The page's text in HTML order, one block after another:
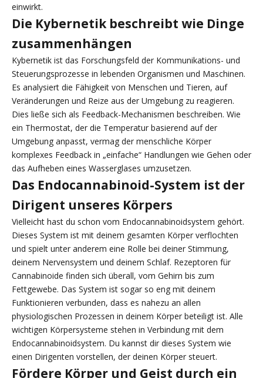
einwirkt.
Die Kybernetik beschreibt wie Dinge
zusammenhängen
Kybernetik ist das Forschungsfeld der Kommunikations- und
Steuerungsprozesse in lebenden Organismen und Maschinen.
Es analysiert die Fähigkeit von Menschen und Tieren, auf
Veränderungen und Reize aus der Umgebung zu reagieren.
Dies ließe sich als Feedback-Mechanismen beschreiben. Wie
ein Thermostat, der die Temperatur basierend auf der
Umgebung anpasst, vermag der menschliche Körper
komplexes Feedback in „einfache“ Handlungen wie Gehen oder
das Aufheben eines Wasserglases umzusetzen.
Das Endocannabinoid-System ist der
Dirigent unseres Körpers
Vielleicht hast du schon vom Endocannabinoidsystem gehört.
Dieses System ist mit deinem gesamten Körper verflochten
und spielt unter anderem eine Rolle bei deiner Stimmung,
deinem Nervensystem und deinem Schlaf. Rezeptoren für
Cannabinoide finden sich überall, vom Gehirn bis zum
Fettgewebe. Das System ist sogar so eng mit deinem
Funktionieren verbunden, dass es nahezu an allen
physiologischen Prozessen in deinem Körper beteiligt ist. Alle
wichtigen Körpersysteme stehen in Verbindung mit dem
Endocannabinoidsystem. Du kannst dir dieses System wie
einen Dirigenten vorstellen, der deinen Körper steuert.
Fördere Körper und Geist durch ein